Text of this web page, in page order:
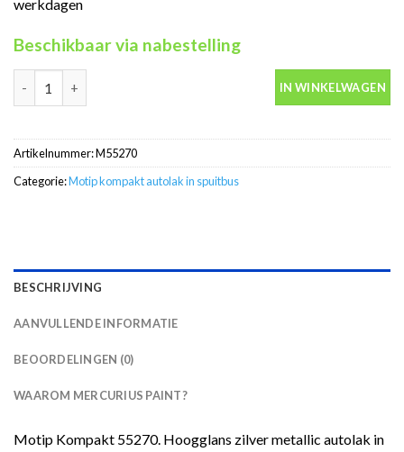
werkdagen
Beschikbaar via nabestelling
Motip Kompakt 55270 zilver metallic autolak in spuitbus 400ml
IN WINKELWAGEN
Artikelnummer:M55270
Categorie:Motip kompakt autolak in spuitbus
BESCHRIJVING
AANVULLENDE INFORMATIE
BEOORDELINGEN (0)
WAAROM MERCURIUS PAINT?
Motip Kompakt 55270. Hoogglans zilver metallic autolak in